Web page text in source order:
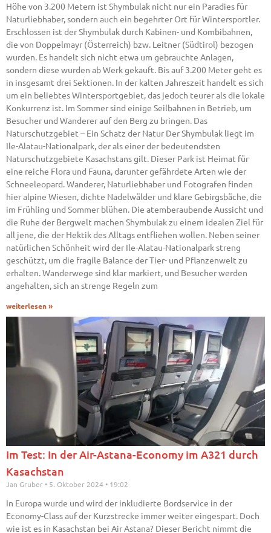
Höhe von 3.200 Metern ist Shymbulak nicht nur ein Paradies für
Naturliebhaber, sondern auch ein begehrter Ort für Wintersportler.
Erschlossen ist der Shymbulak durch Kabinen- und Kombibahnen,
die von Doppelmayr (Österreich) bzw. Leitner (Südtirol) bezogen
wurden. Es handelt sich nicht etwa um gebrauchte Anlagen,
sondern diese wurden ab Werk gekauft. Bis auf 3.200 Meter geht es
in insgesamt drei Sektionen. In der kalten Jahreszeit handelt es sich
um ein beliebtes Wintersportgebiet, das jedoch teurer als die lokale
Konkurrenz ist. Im Sommer sind einige Seilbahnen in Betrieb, um
Besucher und Wanderer auf den Berg zu bringen. Das
Naturschutzgebiet – Ein Schatz der Natur Der Shymbulak liegt im
Ile-Alatau-Nationalpark, der als einer der bedeutendsten
Naturschutzgebiete Kasachstans gilt. Dieser Park ist Heimat für
eine reiche Flora und Fauna, darunter gefährdete Arten wie der
Schneeleopard. Wanderer, Naturliebhaber und Fotografen finden
hier alpine Wiesen, dichte Nadelwälder und klare Gebirgsbäche, die
im Frühling und Sommer blühen. Die atemberaubende Aussicht und
die Ruhe der Bergwelt machen Shymbulak zu einem idealen Ziel für
all jene, die der Hektik des Alltags entfliehen wollen. Neben seiner
natürlichen Schönheit wird der Ile-Alatau-Nationalpark streng
geschützt, um die fragile Balance der Tier- und Pflanzenwelt zu
erhalten. Wanderwege sind klar markiert, und Besucher werden
angehalten, sich an strenge Regeln zum
weiterlesen »
Im Test: In der Air-Astana-Economy im A321 durch
Kasachstan
Jan Gruber 5. Oktober 2024 19:02
In Europa wurde und wird der inkludierte Bordservice in der
Economy-Class auf der Kurzstrecke immer weiter eingespart. Doch
wie ist es in Kasachstan bei Air Astana? Dieser Bericht nimmt die